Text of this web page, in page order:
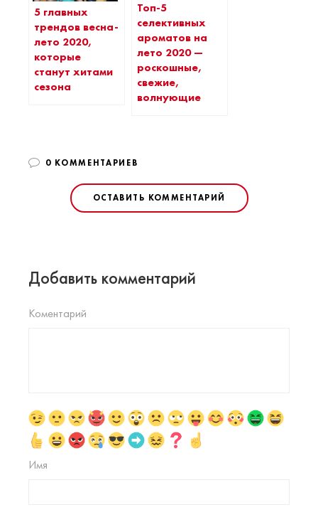
5 главных
трендов весна-
лето 2020,
которые
станут хитами
сезона
Топ-5
селективных
ароматов на
лето 2020 —
роскошные,
свежие,
волнующие
0 КОММЕНТАРИЕВ
ОСТАВИТЬ КОММЕНТАРИЙ
Добавить комментарий
Коментарий
Имя